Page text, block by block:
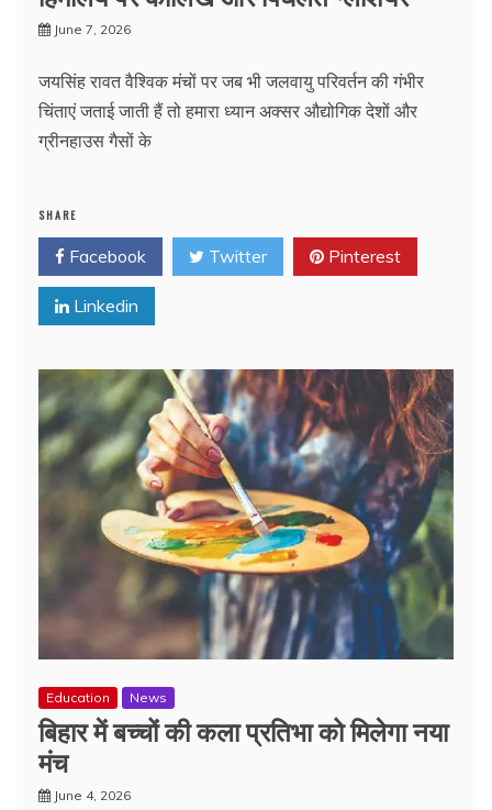
June 7, 2026
जयसिंह रावत वैश्विक मंचों पर जब भी जलवायु परिवर्तन की गंभीर
चिंताएं जताई जाती हैं तो हमारा ध्यान अक्सर औद्योगिक देशों और
ग्रीनहाउस गैसों के
SHARE
Facebook Twitter Pinterest
Linkedin
Education News
बिहार में बच्चों की कला प्रतिभा को मिलेगा नया
मंच
June 4, 2026